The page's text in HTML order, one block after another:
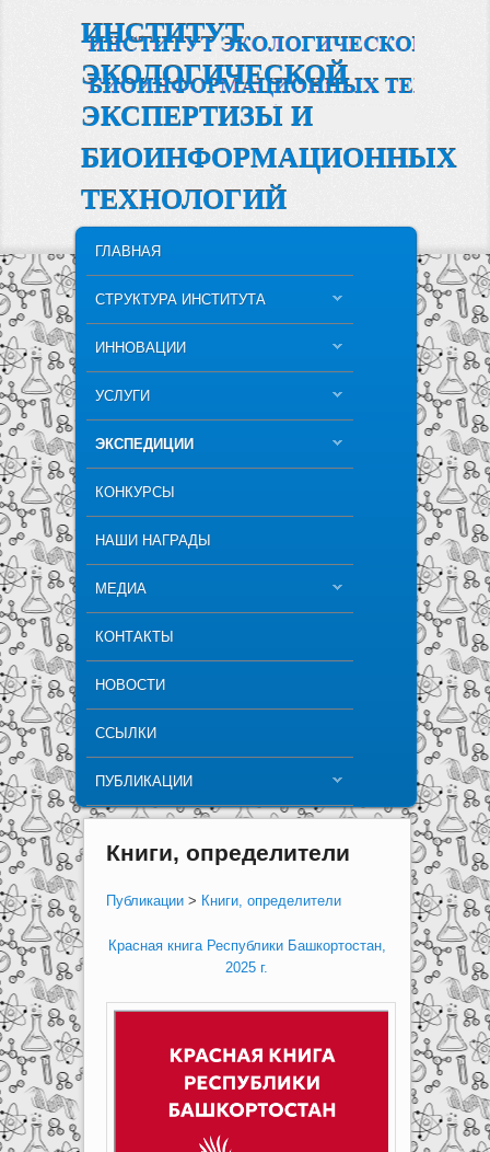
ИНСТИТУТ
ЭКОЛОГИЧЕСКОЙ
ЭКСПЕРТИЗЫ И
БИОИНФОРМАЦИОННЫХ
ТЕХНОЛОГИЙ
SKIP TO PRIMARY CONTENT
SKIP TO SECONDARY CONTENT
ГЛАВНАЯ
СТРУКТУРА ИНСТИТУТА
ИННОВАЦИИ
УСЛУГИ
ЭКСПЕДИЦИИ
КОНКУРСЫ
НАШИ НАГРАДЫ
МЕДИА
КОНТАКТЫ
НОВОСТИ
ССЫЛКИ
ПУБЛИКАЦИИ
Книги, определители
Публикации> Книги, определители
Красная книга Республики Башкортостан,
2025 г.